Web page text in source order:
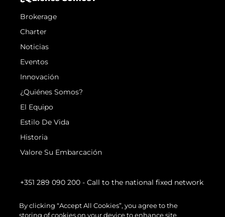
Brokerage
Charter
Noticias
Eventos
Innovación
¿Quiénes Somos?
El Equipo
Estilo De Vida
Historia
Valore Su Embarcación
+351 289 090 200 - Call to the national fixed network
By clicking “Accept All Cookies”, you agree to the
storing of cookies on your device to enhance site